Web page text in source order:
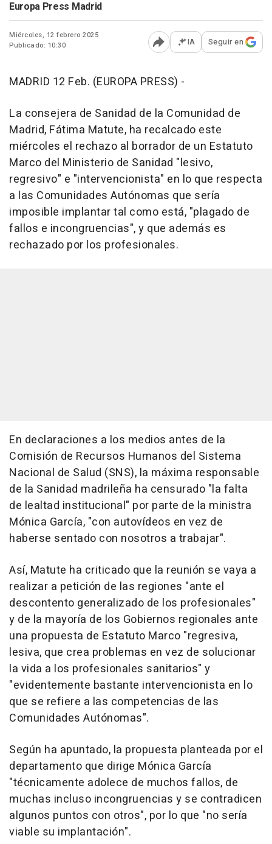
Europa Press Madrid
Miércoles, 12 febrero 2025
Publicado: 10:30
Abrir opciones para
IA Seguir en
MADRID 12 Feb. (EUROPA PRESS) -
La consejera de Sanidad de la Comunidad de
Madrid, Fátima Matute, ha recalcado este
miércoles el rechazo al borrador de un Estatuto
Marco del Ministerio de Sanidad "lesivo,
regresivo" e "intervencionista" en lo que respecta
a las Comunidades Autónomas que sería
imposible implantar tal como está, "plagado de
fallos e incongruencias", y que además es
rechazado por los profesionales.
En declaraciones a los medios antes de la
Comisión de Recursos Humanos del Sistema
Nacional de Salud (SNS), la máxima responsable
de la Sanidad madrileña ha censurado "la falta
de lealtad institucional" por parte de la ministra
Mónica García, "con autovídeos en vez de
haberse sentado con nosotros a trabajar".
Así, Matute ha criticado que la reunión se vaya a
realizar a petición de las regiones "ante el
descontento generalizado de los profesionales"
y de la mayoría de los Gobiernos regionales ante
una propuesta de Estatuto Marco "regresiva,
lesiva, que crea problemas en vez de solucionar
la vida a los profesionales sanitarios" y
"evidentemente bastante intervencionista en lo
que se refiere a las competencias de las
Comunidades Autónomas".
Según ha apuntado, la propuesta planteada por el
departamento que dirige Mónica García
"técnicamente adolece de muchos fallos, de
muchas incluso incongruencias y se contradicen
algunos puntos con otros", por lo que "no sería
viable su implantación".